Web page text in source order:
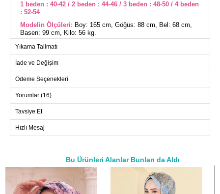
1 beden : 40-42 / 2 beden : 44-46 / 3 beden : 48-50 / 4 beden
: 52-54
Modelin Ölçüleri: Boy: 165 cm, Göğüs: 88 cm, Bel: 68 cm,
Basen: 99 cm, Kilo: 56 kg.
(Modelin üzerindeki ürün 1 bedendir.)
Şıklığınızı dört mevsim sergileyecek Toka Detaylı Viskon
Elbise ile tanışın! Bu tesettür elbise, hassas yapısıyla 30
derecede yıkanabilir ve viscose ile modal kumaş karışımından
üretilmiştir. Rahatlığı ön planda tutan tasarımı gömlek yaka, ön
tarafı düğmeli ve astarsızdır. Ayarlanabilir toka detayı ve
elastik beli ile konforunuzu artırırken, elastik manşetler kol
hareketlerinizde özgürlük sağlar. Boy: 165 cm, Göğüs: 88 cm,
Bel: 68 cm, Basen: 99 cm, Kilo: 56 kg ölçülerindeki model
üzerinde 1 beden gösterilmektedir. Her mevsim şıklığınızı toka
detaylı bu elbiseyle koruyun!
(CM)
100
138
3
138
Yıkama Talimatı
İade ve Değişim
Ödeme Seçenekleri
Yorumlar (16)
Tavsiye Et
Hızlı Mesaj
Bu Ürünleri Alanlar Bunları da Aldı
a>